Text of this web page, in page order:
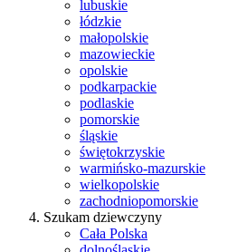
lubuskie
łódzkie
małopolskie
mazowieckie
opolskie
podkarpackie
podlaskie
pomorskie
śląskie
świętokrzyskie
warmińsko-mazurskie
wielkopolskie
zachodniopomorskie
Szukam dziewczyny
Cała Polska